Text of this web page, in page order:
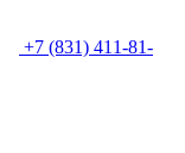
+7 (831) 411-81-